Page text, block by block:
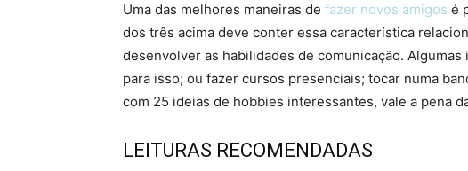
Uma das melhores maneiras de fazer novos amigos é
dos três acima deve conter essa característica
desenvolver as habilidades de comunicação.
para isso; ou fazer cursos presenciais; tocar numa
com 25 ideias de hobbies interessantes, vale a pena
LEITURAS RECOMENDADAS